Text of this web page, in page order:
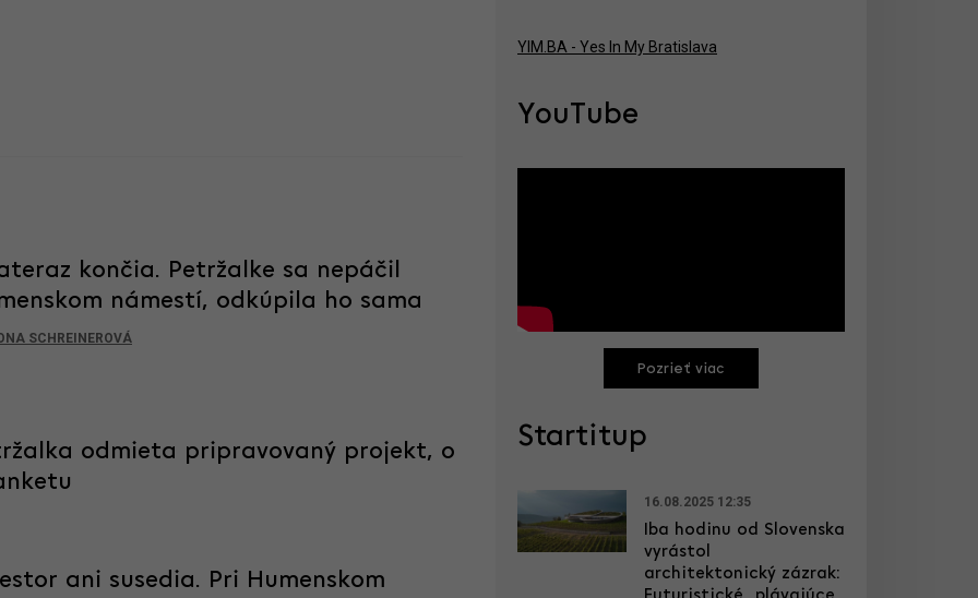
končia. Petržalke sa nepáčil
námestí, odkúpila ho sama
SCHREINEROVÁ
odmieta pripravovaný projekt, o
ani susedia. Pri Humenskom
YIM.BA - Yes In My Bratislava
YouTube
Pozrieť viac
Startitup
16.08.2025 12:35
Iba hodinu od Slovenska
vyrástol
architektonický zázrak: